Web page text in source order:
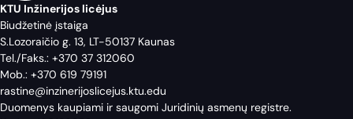
KTU Inžinerijos licėjus
Biudžetinė įstaiga
S.Lozoraičio g. 13, LT-50137 Kaunas
Tel./Faks.: +370 37 312060
Mob.: +370 619 79191
rastine@inzinerijoslicejus.ktu.edu
Duomenys kaupiami ir saugomi Juridinių asmenų registre.